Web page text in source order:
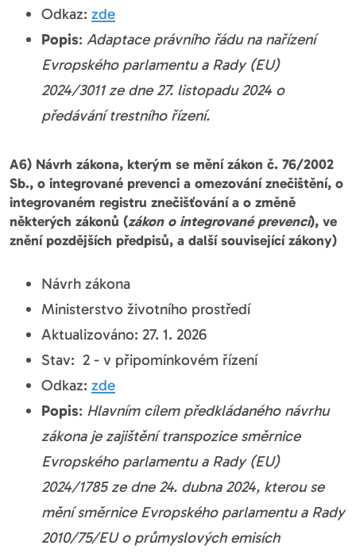
Odkaz: zde
Popis: Adaptace právního řádu na nařízení
Evropského parlamentu a Rady (EU)
2024/3011 ze dne 27. listopadu 2024 o
předávání trestního řízení.
A6) Návrh zákona, kterým se mění zákon č. 76/2002
Sb., o integrované prevenci a omezování znečištění, o
integrovaném registru znečišťování a o změně
některých zákonů (zákon o integrované prevenci), ve
znění pozdějších předpisů, a další související zákony)
Návrh zákona
Ministerstvo životního prostředí
Aktualizováno: 27. 1. 2026
Stav: 2 - v připomínkovém řízení
Odkaz: zde
Popis: Hlavním cílem předkládaného návrhu
zákona je zajištění transpozice směrnice
Evropského parlamentu a Rady (EU)
2024/1785 ze dne 24. dubna 2024, kterou se
mění směrnice Evropského parlamentu a Rady
2010/75/EU o průmyslových emisích